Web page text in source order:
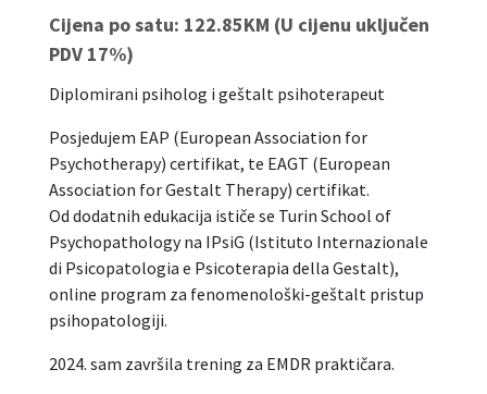
Cijena po satu: 122.85KM (U cijenu uključen
PDV 17%)
Diplomirani psiholog i geštalt psihoterapeut
Posjedujem EAP (European Association for
Psychotherapy) certifikat, te EAGT (European
Association for Gestalt Therapy) certifikat.
Od dodatnih edukacija ističe se Turin School of
Psychopathology na IPsiG (Istituto Internazionale
di Psicopatologia e Psicoterapia della Gestalt),
online program za fenomenološki-geštalt pristup
psihopatologiji.
2024. sam završila trening za EMDR praktičara.